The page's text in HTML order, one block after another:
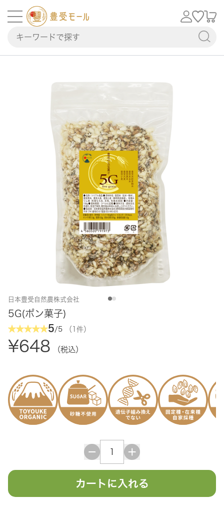
日本豊受自然農株式会社
5G(ポン菓子)
5/5 （1件）
¥648 （税込）
カートに入れる